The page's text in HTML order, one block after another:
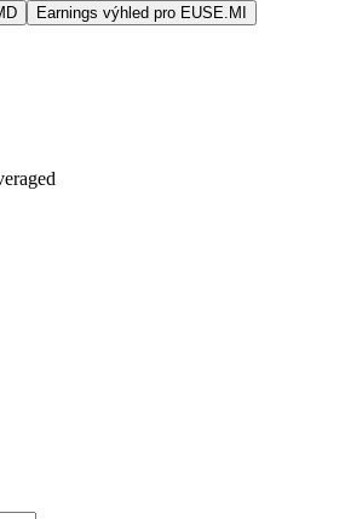
Earnings výhled pro EUSE.MI